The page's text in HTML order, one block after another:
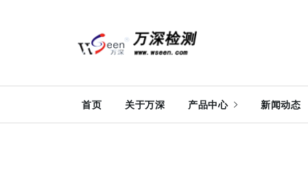
首页 关于万深 产品中心 新闻动态